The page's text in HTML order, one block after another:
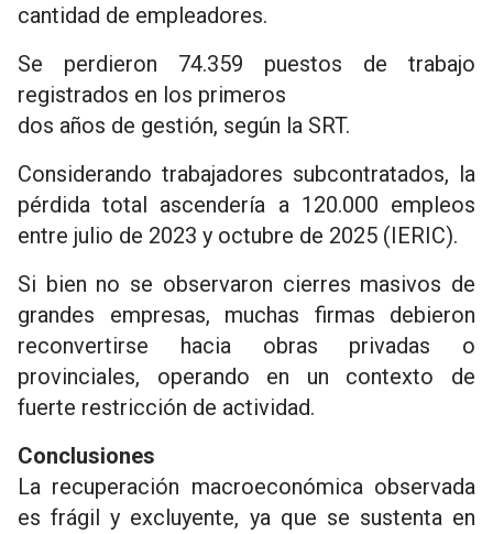
cantidad de empleadores.
Se perdieron 74.359 puestos de trabajo
registrados en los primeros
dos años de gestión, según la SRT.
Considerando trabajadores subcontratados, la
pérdida total ascendería a 120.000 empleos
entre julio de 2023 y octubre de 2025 (IERIC).
Si bien no se observaron cierres masivos de
grandes empresas, muchas firmas debieron
reconvertirse hacia obras privadas o
provinciales, operando en un contexto de
fuerte restricción de actividad.
Conclusiones
La recuperación macroeconómica observada
es frágil y excluyente, ya que se sustenta en